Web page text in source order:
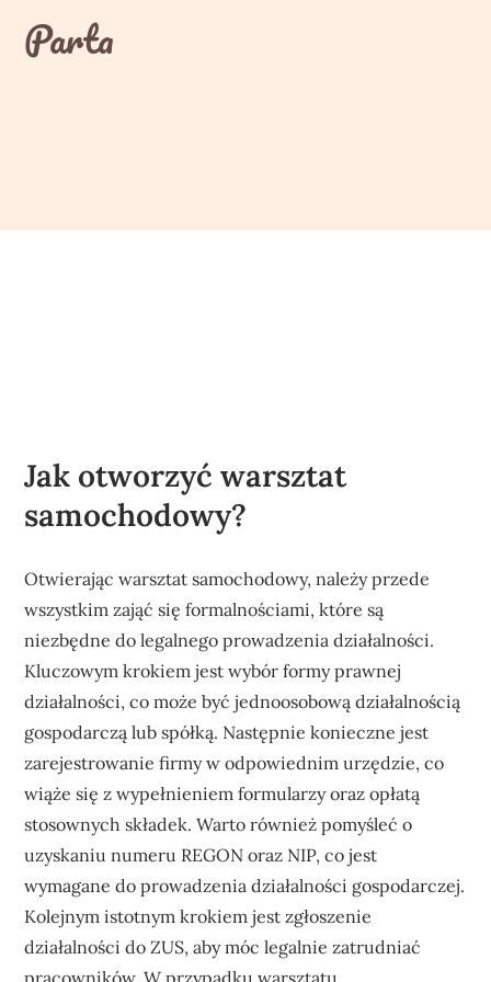
contentParta
Jak otworzyć warsztat
samochodowy?
Otwierając warsztat samochodowy, należy przede
wszystkim zająć się formalnościami, które są
niezbędne do legalnego prowadzenia działalności.
Kluczowym krokiem jest wybór formy prawnej
działalności, co może być jednoosobową działalnością
gospodarczą lub spółką. Następnie konieczne jest
zarejestrowanie firmy w odpowiednim urzędzie, co
wiąże się z wypełnieniem formularzy oraz opłatą
stosownych składek. Warto również pomyśleć o
uzyskaniu numeru REGON oraz NIP, co jest
wymagane do prowadzenia działalności gospodarczej.
Kolejnym istotnym krokiem jest zgłoszenie
działalności do ZUS, aby móc legalnie zatrudniać
pracowników. W przypadku warsztatu